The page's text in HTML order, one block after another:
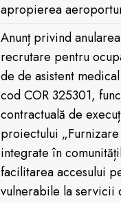
apropierea
Anunț privind
recrutare pentru
de de asistent
cod COR 325301,
contractuală de
proiectului
integrate în
facilitarea accesului
vulnerabile la servicii